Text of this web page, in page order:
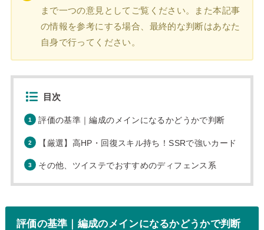
まで一つの意見としてご覧ください。また本記事
の情報を参考にする場合、最終的な判断はあなた
自身で行ってください。
目次
評価の基準｜編成のメインになるかどうかで判断
【厳選】高HP・回復スキル持ち！SSRで強いカード
その他、ツイステでおすすめのディフェンス系
評価の基準｜編成のメインになるかどうかで判断